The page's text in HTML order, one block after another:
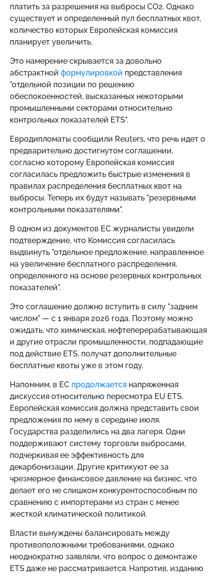
платить за разрешения на выбросы CO2. Однако
существует и определенный пул бесплатных квот,
количество которых Европейская комиссия
планирует увеличить.
Это намерение скрывается за довольно
абстрактной формулировкой представления
"отдельной позиции по решению
обеспокоенностей, высказанных некоторыми
промышленными секторами относительно
контрольных показателей ETS".
Евродипломаты сообщили Reuters, что речь идет о
предварительно достигнутом соглашении,
согласно которому Европейская комиссия
согласилась предложить быстрые изменения в
правилах распределения бесплатных квот на
выбросы. Теперь их будут называть "резервными
контрольными показателями".
В одном из документов ЕС журналисты увидели
подтверждение, что Комиссия согласилась
выдвинуть "отдельное предложение, направленное
на увеличение бесплатного распределения,
определенного на основе резервных контрольных
показателей".
Это соглашение должно вступить в силу "задним
числом" — с 1 января 2026 года. Поэтому можно
ожидать, что химическая, нефтеперерабатывающая
и другие отрасли промышленности, подпадающие
под действие ETS, получат дополнительные
бесплатные квоты уже в этом году.
Напомним, в ЕС продолжается напряженная
дискуссия относительно пересмотра EU ETS.
Европейская комиссия должна представить свои
предложения по нему в середине июля.
Государства разделились на два лагеря. Одни
поддерживают систему торговли выбросами,
подчеркивая ее эффективность для
декарбонизации. Другие критикуют ее за
чрезмерное финансовое давление на бизнес, что
делает его не слишком конкурентоспособным по
сравнению с импортерами из стран с менее
жесткой климатической политикой.
Власти вынуждены балансировать между
противоположными требованиями, однако
неоднократно заявляли, что вопрос о демонтаже
ETS даже не рассматривается. Напротив, изданию